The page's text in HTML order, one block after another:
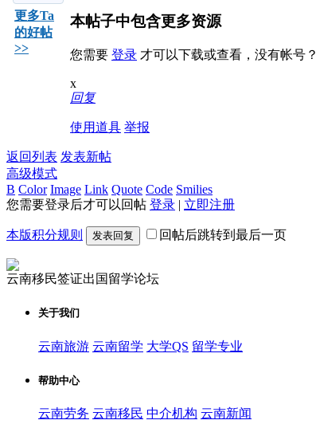
话，
2026
年中
门留
学地
区，
五大
留学
机构
费、
好留
下，
实测
对
比：5
看：
申请
海外
全流
程：
2026
申
请：3
个背
世界
更多Ta
的好帖
>>
本帖子中包含更多资源
您需要 登录 才可以下载或查看，没有帐号？
x
回复
使用道具 举报
返回列表 发表新帖
高级模式
B Color Image Link Quote Code Smilies
您需要登录后才可以回帖 登录 | 立即注册
本版积分规则 发表回复 回帖后跳转到最后一页
云南移民签证出国留学论坛
关于我们
云南旅游 云南留学 大学QS 留学专业
帮助中心
云南劳务 云南移民 中介机构 云南新闻